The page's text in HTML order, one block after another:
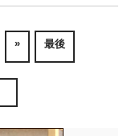
» 最後